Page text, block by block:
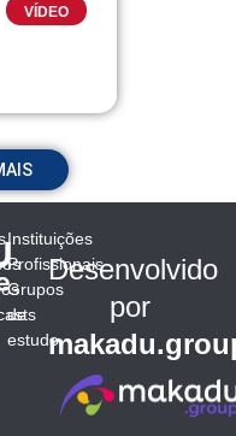
VÍDEO
Instituições
Profissionais
Grupos
de
estudo
Desenvolvido
por